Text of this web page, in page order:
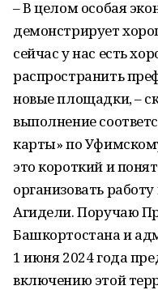
– В целом особая
демонстрирует
сейчас у нас есть
распространить
новые площадки, –
выполнение
карты» по
это короткий и
организовать
Агидели. Поручаю
Башкортостана и
1 июня 2024 года
включению этой